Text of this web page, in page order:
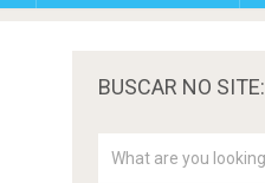
BUSCAR NO SITE: